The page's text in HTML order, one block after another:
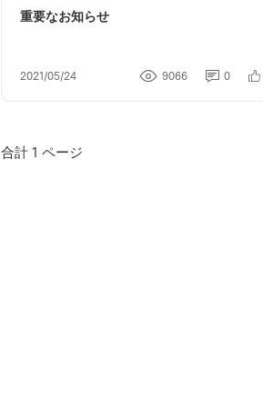
重要なお知らせ
2021/05/24 9066 0
合計 1 ページ